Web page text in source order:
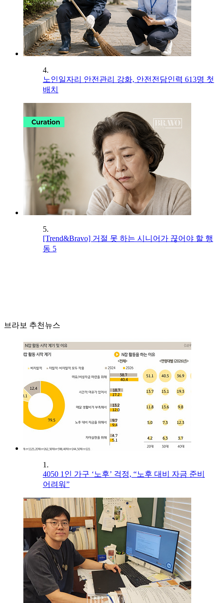
4.
노인일자리 안전관리 강화, 안전전담인력 613명 첫
배치
5.
[Trend&Bravo] 거절 못 하는 시니어가 끊어야 할 행
동 5
브라보 추천뉴스
1.
4050 1인 가구 ‘노후’ 걱정, “노후 대비 자금 준비
어려워”